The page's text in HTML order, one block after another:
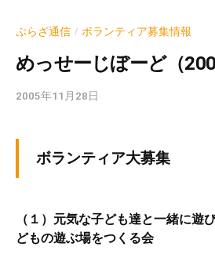
P
・
ボ
ン
ィ
ぷ
ら
P
O
ボ
ぷ
ら
ぷらざ通信 / ボランティア募集情報
めっせーじぼーど（
2005年11月28日
m
ボランティア大募集
（１）元気な子ども達と一緒に遊
どもの遊ぶ場をつくる会
ィ
ア
ぷ
ら